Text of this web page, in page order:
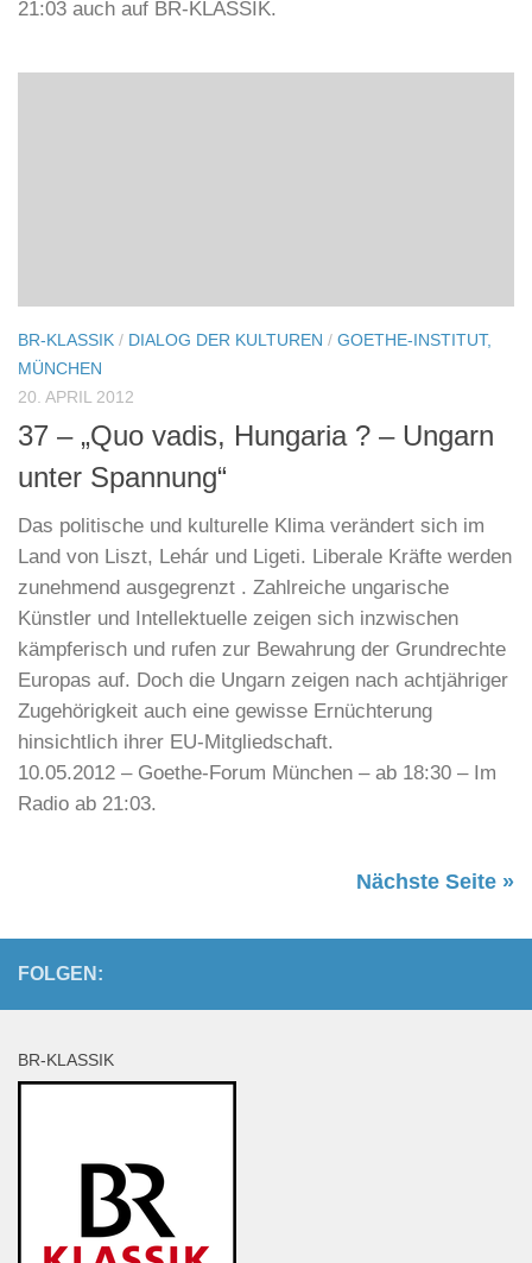
21:03 auch auf BR-KLASSIK.
BR-KLASSIK / DIALOG DER KULTUREN / GOETHE-INSTITUT,
MÜNCHEN
20. APRIL 2012
37 – „Quo vadis, Hungaria ? – Ungarn
unter Spannung“
Das politische und kulturelle Klima verändert sich im
Land von Liszt, Lehár und Ligeti. Liberale Kräfte werden
zunehmend ausgegrenzt . Zahlreiche ungarische
Künstler und Intellektuelle zeigen sich inzwischen
kämpferisch und rufen zur Bewahrung der Grundrechte
Europas auf. Doch die Ungarn zeigen nach achtjähriger
Zugehörigkeit auch eine gewisse Ernüchterung
hinsichtlich ihrer EU-Mitgliedschaft.
10.05.2012 – Goethe-Forum München – ab 18:30 – Im
Radio ab 21:03.
Nächste Seite »
FOLGEN:
BR-KLASSIK